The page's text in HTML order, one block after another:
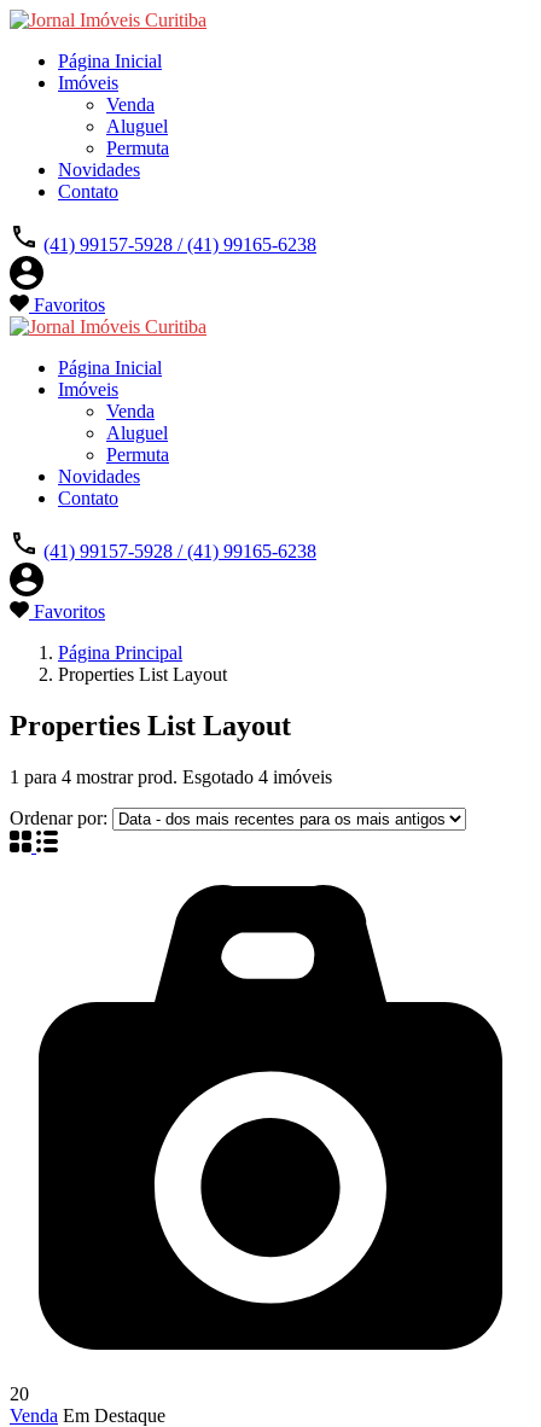
Página Inicial
Imóveis
Venda
Aluguel
Permuta
Novidades
Contato
(41) 99157-5928 / (41) 99165-6238
Favoritos
Página Inicial
Imóveis
Venda
Aluguel
Permuta
Novidades
Contato
(41) 99157-5928 / (41) 99165-6238
Favoritos
Página Principal
Properties List Layout
Properties List Layout
1 para 4 mostrar prod. Esgotado 4 imóveis
Ordenar por:
20
Venda Em Destaque